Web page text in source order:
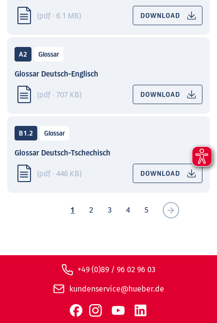
(pdf · 6.1 MB) DOWNLOAD
A2 Glossar
Glossar Deutsch-Englisch
(pdf · 707 KB) DOWNLOAD
B1.2 Glossar
Glossar Deutsch-Tschechisch
(pdf · 446 KB) DOWNLOAD
1 2 3 4 5
+49 (0)89 / 96 02 96 03
kundenservice@hueber.de